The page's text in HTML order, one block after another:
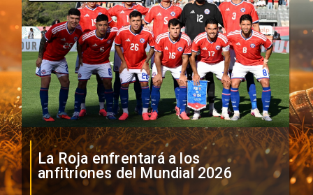
La Roja enfrentará a los
anfitriones del Mundial 2026